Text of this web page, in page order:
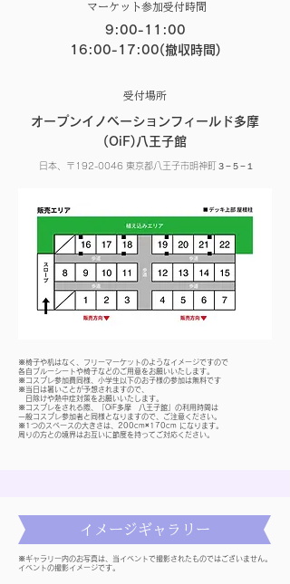
​マーケット参加受付時間
9:00-11:00
16:00-17:00(撤収時間)
​受付場所
オープンイノベーションフィールド多摩
(OiF)八王子館
日本、〒192-0046 東京都八王子市明神町３−５−１
※椅子や机はなく、フリーマーケットのようなイメージですので
各自ブルーシートや椅子などのご用意をお願いいたします。
※コスプレ参加費同様、小学生以下のお子様の参加は無料です
※当日は暑いことが予想されますので、
日除けや熱中症対策をお願いいたします。
※コスプレをされる際、「OiF多摩 八王子館」の利用時間は
一般コスプレ参加者と同様となりますので、ご注意ください。
※1つのスペースの大きさは、200cm×170cm になります。
周りの方との境界はお互いに節度を持ってご対応ください。
​イメージギャラリー
※ギャラリー内のお写真は、当イベントで撮影されたものではございません。
イベントの撮影イメージです。